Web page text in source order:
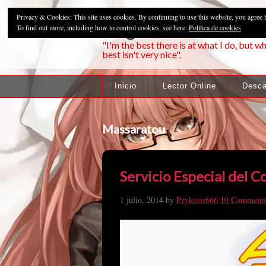
"I'm the best there is at what I do, but
best isn't very nice".
Inicio Lector Online
Massaratou
Servicio Especial del
1 julio, 2014 by Pzykosis666 10 Comments
Privacy & Cookies: This site uses cookies. By continuing to use this website, you agree
To find out more, including how to control cookies, see here:Política de cookies